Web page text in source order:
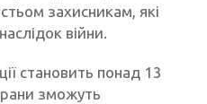
захисникам, які
війни.
становить понад 13
зможуть